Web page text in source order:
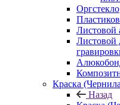
Оргстекло
Листовой
Листовой
Краска
Назад